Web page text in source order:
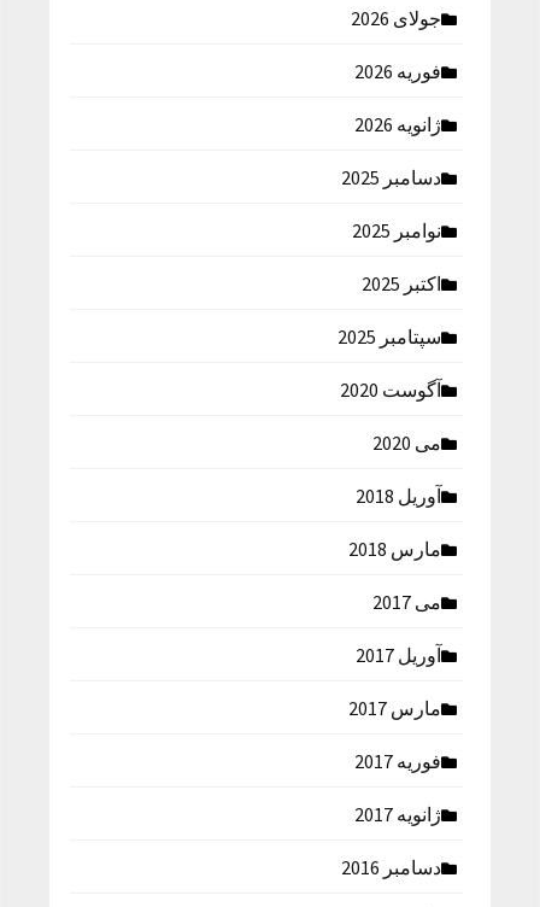
جولای 2026
فوریه 2026
ژانویه 2026
دسامبر 2025
نوامبر 2025
اکتبر 2025
سپتامبر 2025
آگوست 2020
می 2020
آوریل 2018
مارس 2018
می 2017
آوریل 2017
مارس 2017
فوریه 2017
ژانویه 2017
دسامبر 2016